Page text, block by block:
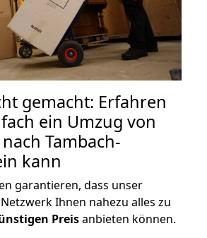
gemacht: Erfahren
ein Umzug von
Tambach-
kann
garantieren, dass unser
Ihnen nahezu alles zu
Preisanbieten können.